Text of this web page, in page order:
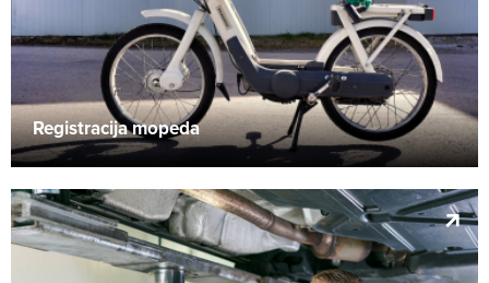
Registracija mopeda